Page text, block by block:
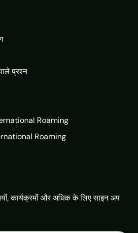
प्रश्न
Roaming
Roaming
कार्यक्रमों और अधिक के लिए साइन अप